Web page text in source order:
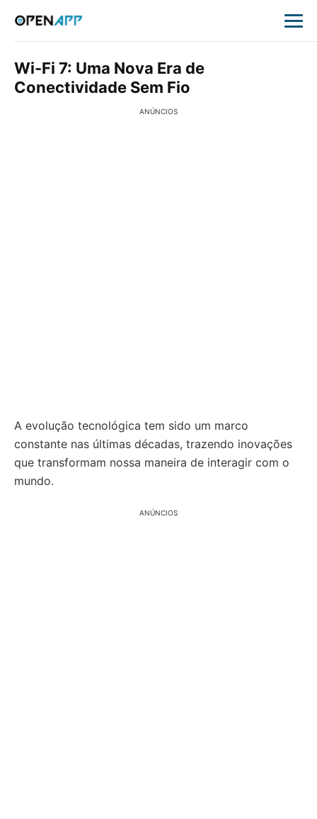
Wi-Fi 7: Uma Nova Era de
Conectividade Sem Fio
ANÚNCIOS
A evolução tecnológica tem sido um marco
constante nas últimas décadas, trazendo inovações
que transformam nossa maneira de interagir com o
mundo.
ANÚNCIOS